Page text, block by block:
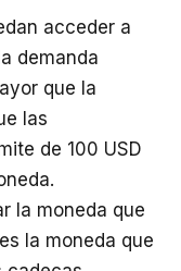
acceder a
demanda
que la
las
de 100 USD
la moneda que
la moneda que